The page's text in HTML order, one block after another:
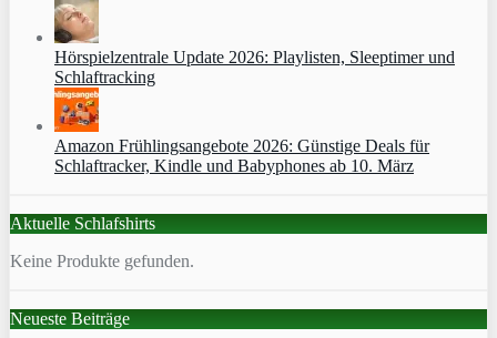
Hörspielzentrale Update 2026: Playlisten, Sleeptimer und
Schlaftracking
Amazon Frühlingsangebote 2026: Günstige Deals für
Schlaftracker, Kindle und Babyphones ab 10. März
Aktuelle Schlafshirts
Keine Produkte gefunden.
Neueste Beiträge